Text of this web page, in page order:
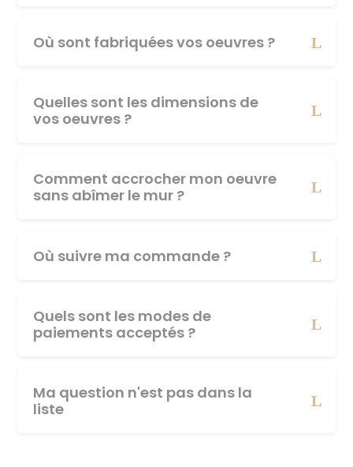
Où sont fabriquées vos oeuvres ?
Quelles sont les dimensions de
vos oeuvres ?
Comment accrocher mon oeuvre
sans abîmer le mur ?
Où suivre ma commande ?
Quels sont les modes de
paiements acceptés ?
Ma question n'est pas dans la
liste